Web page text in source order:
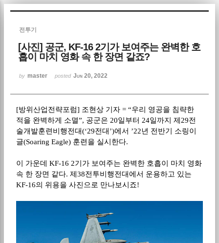
전투기
[사진] 공군, KF-16 2기가 보여주는 완벽한 호
흡이 마치 영화 속 한 장면 같죠?
by master posted Jun 20, 2022
[방위산업전략포럼] 조현상 기자 = “우리 영공을 침략한
적을 완벽하게 소멸”, 공군은 20일부터 24일까지 제29전
술개발훈련비행전대(‘29전대’)에서 ’22년 전반기 소링이
글(Soaring Eagle) 훈련을 실시한다.
이 가운데 KF-16 2기가 보여주는 완벽한 호흡이 마치 영화
속 한 장면 같다. 제38전투비행전대에서 운용하고 있는
KF-16의 위용을 사진으로 만나보시죠!
Sketchbook5, 스케치북5
Sketchbook5, 스케치북5